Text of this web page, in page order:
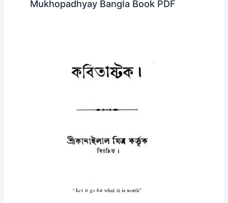
Mukhopadhyay Bangla Book PDF